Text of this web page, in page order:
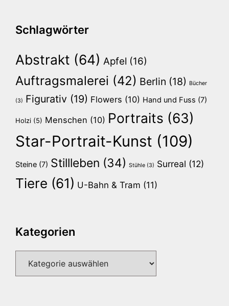
Schlagwörter
Abstrakt (64) Apfel (16)
Auftragsmalerei (42) Berlin (18) Bücher
(3) Figurativ (19) Flowers (10) Hand und Fuss (7)
Holzi (5) Menschen (10) Portraits (63)
Star-Portrait-Kunst (109)
Steine (7) Stillleben (34) Stühle (3) Surreal (12)
Tiere (61) U-Bahn & Tram (11)
Kategorien